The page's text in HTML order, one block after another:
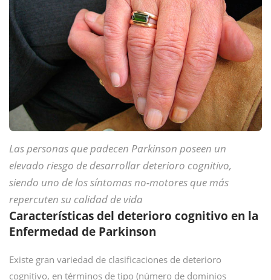
Las personas que padecen Parkinson poseen un
elevado riesgo de desarrollar deterioro cognitivo,
siendo uno de los síntomas no-motores que más
repercuten su calidad de vida
Características del deterioro cognitivo en la
Enfermedad de Parkinson
Existe gran variedad de clasificaciones de deterioro
cognitivo, en términos de tipo (número de dominios